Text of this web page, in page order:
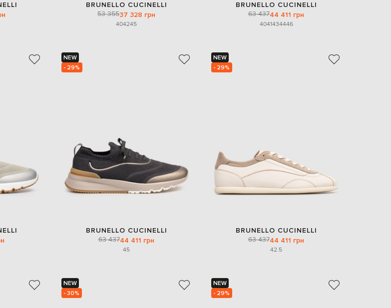
BRUNELLO CUCINELLI
53 35537 328 грн
404245
BRUNELLO CUCINELLI
63 43744 411 грн
4041434446
NEW
- 29%
BRUNELLO CUCINELLI
63 43744 411 грн
45
NEW
- 29%
BRUNELLO CUCINELLI
63 43744 411 грн
42.5
NEW
- 30%
NEW
- 29%